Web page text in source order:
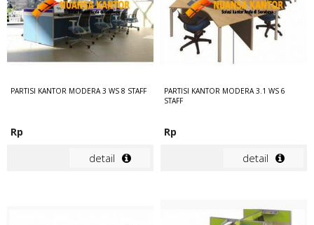
PARTISI KANTOR MODERA 3 WS 8 STAFF
Rp
detail
PARTISI KANTOR MODERA 3.1 WS 6
STAFF
Rp
detail